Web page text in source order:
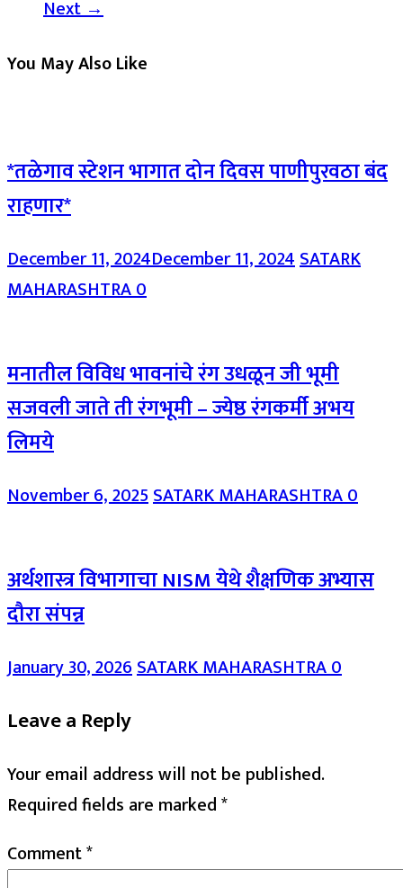
Next →
You May Also Like
*तळेगाव स्टेशन भागात दोन दिवस पाणीपुरवठा बंद
राहणार*
December 11, 2024December 11, 2024SATARK
MAHARASHTRA0
मनातील विविध भावनांचे रंग उधळून जी भूमी
सजवली जाते ती रंगभूमी – ज्येष्ठ रंगकर्मी अभय
लिमये
November 6, 2025SATARK MAHARASHTRA0
अर्थशास्त्र विभागाचा NISM येथे शैक्षणिक अभ्यास
दौरा संपन्न
January 30, 2026SATARK MAHARASHTRA0
Leave a Reply
Your email address will not be published.
Required fields are marked*
Comment*